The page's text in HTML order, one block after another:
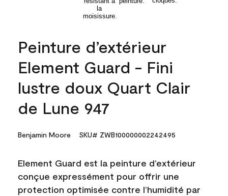
Peinture d’extérieur
Element Guard - Fini
lustre doux Quart Clair
de Lune 947
Benjamin Moore SKU# ZWB100000002242495
Element Guard est la peinture d’extérieur
conçue expressément pour offrir une
protection optimisée contre l’humidité par